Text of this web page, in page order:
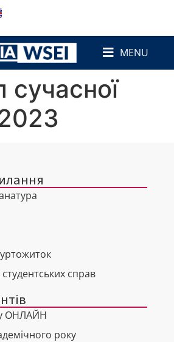
MENU
студентських справ
ОНЛАЙН
року